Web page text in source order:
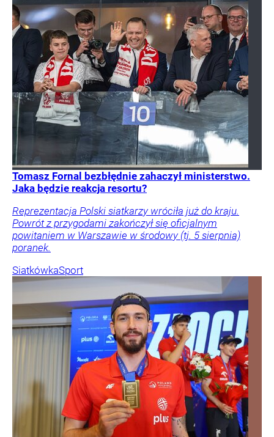
Tomasz Fornal bezbłędnie zahaczył ministerstwo.
Jaka będzie reakcja resortu?
Reprezentacja Polski siatkarzy wróciła już do kraju.
Powrót z przygodami zakończył się oficjalnym
powitaniem w Warszawie w środowy (tj. 5 sierpnia)
poranek.
SiatkówkaSport